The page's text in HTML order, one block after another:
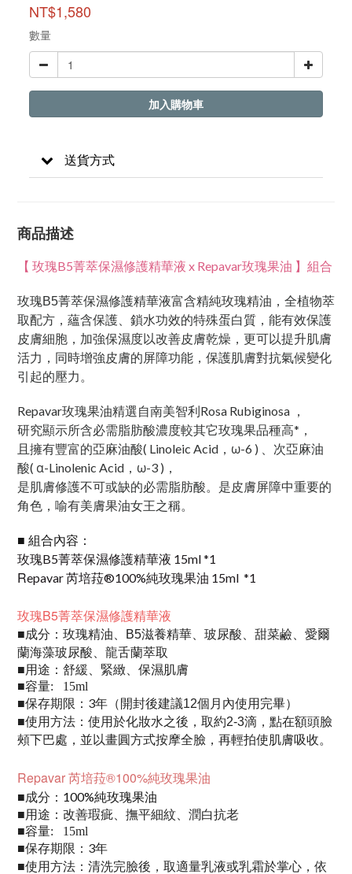
NT$1,580
數量
加入購物車
送貨方式
商品描述
【 玫瑰B5菁萃保濕修護精華液 x Repavar玫瑰果油 】組合
玫瑰B5菁萃保濕修護精華液富含精純玫瑰精油，全植物萃
取配方，蘊含保護、鎖水功效的特殊蛋白質， 能有效保護
皮膚細胞，加強保濕度以改善皮膚乾燥，更可以提升肌膚
活力， 同時增強皮膚的屏障功能，保護肌膚對抗氣候變化
引起的壓力。
Repavar玫瑰果油精選自南美智利Rosa Rubiginosa ，
研究顯示所含必需脂肪酸濃度較其它玫瑰果品種高*，
且擁有豐富的亞麻油酸( Linoleic Acid，ω-6 ) 、次亞麻油
酸( α-Linolenic Acid，ω-3 )，
是肌膚修護不可或缺的必需脂肪酸。是皮膚屏障中重要的
角色，喻有美膚果油女王之稱。
■ 組合內容：
玫瑰B5菁萃保濕修護精華液 15ml*1
Repavar 芮培菈®100%純玫瑰果油 15ml *1
玫瑰B5菁萃保濕修護精華液
■成分： 玫瑰精油、B5滋養精華、玻尿酸、甜菜鹼、愛爾
蘭海藻玻尿酸、龍舌蘭萃取
■用途： 舒緩、緊緻、保濕肌膚
■容量: 15ml
■保存期限：3年（ 開封後建議12個月內使用完畢）
■使用方法： 使用於化妝水之後，取約2-3滴，點在額頭臉
頰下巴處，並以畫圓方式按摩全臉，再輕拍使肌膚吸收。
Repavar 芮培菈®100%純玫瑰果油
■成分： 100%純玫瑰果油
■用途：改善瑕疵 撫平細紋 潤白抗老
■容量: 15ml
■保存期限：3年
■使用方法： 清洗完臉後，取適量乳液或乳霜於掌心，依